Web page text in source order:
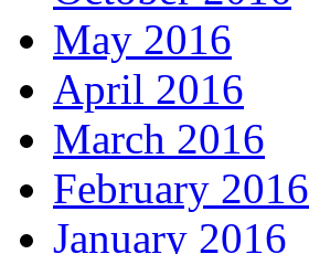
May 2016
April 2016
March 2016
February 2016
January 2016